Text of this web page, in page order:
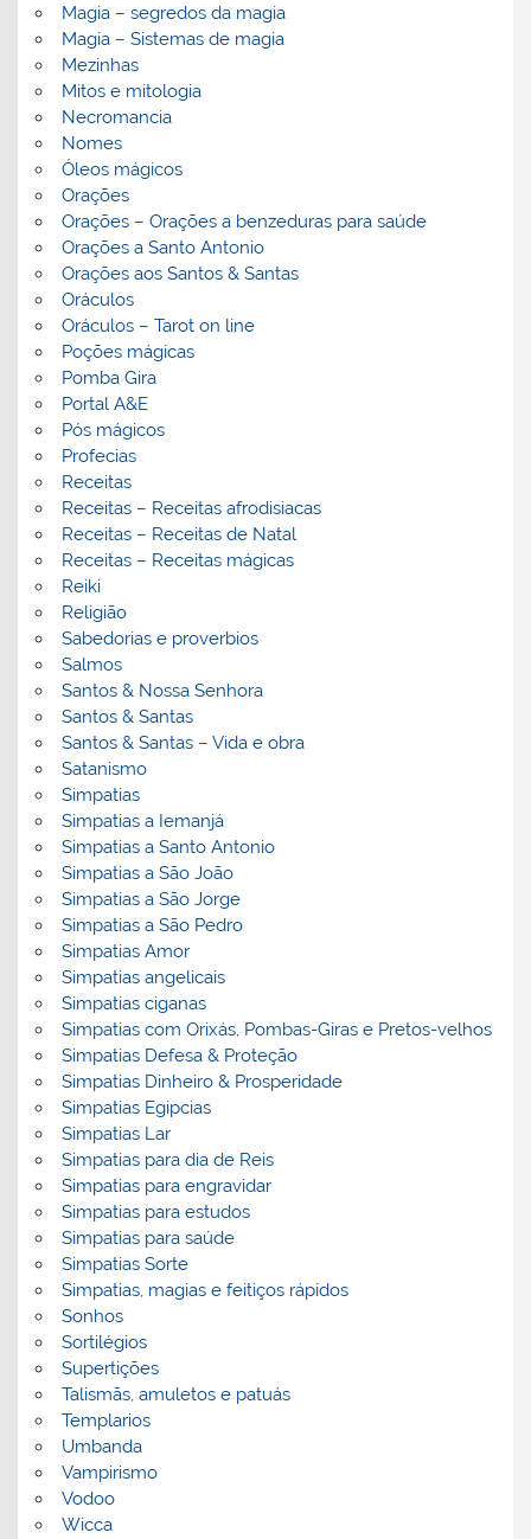
Magia – segredos da magia
Magia – Sistemas de magia
Mezinhas
Mitos e mitologia
Necromancia
Nomes
Óleos mágicos
Orações
Orações – Orações a benzeduras para saúde
Orações a Santo Antonio
Orações aos Santos & Santas
Oráculos
Oráculos – Tarot on line
Poções mágicas
Pomba Gira
Portal A&E
Pós mágicos
Profecias
Receitas
Receitas – Receitas afrodisiacas
Receitas – Receitas de Natal
Receitas – Receitas mágicas
Reiki
Religião
Sabedorias e proverbios
Salmos
Santos & Nossa Senhora
Santos & Santas
Santos & Santas – Vida e obra
Satanismo
Simpatias
Simpatias a Iemanjá
Simpatias a Santo Antonio
Simpatias a São João
Simpatias a São Jorge
Simpatias a São Pedro
Simpatias Amor
Simpatias angelicais
Simpatias ciganas
Simpatias com Orixás, Pombas-Giras e Pretos-velhos
Simpatias Defesa & Proteção
Simpatias Dinheiro & Prosperidade
Simpatias Egipcias
Simpatias Lar
Simpatias para dia de Reis
Simpatias para engravidar
Simpatias para estudos
Simpatias para saúde
Simpatias Sorte
Simpatias, magias e feitiços rápidos
Sonhos
Sortilégios
Supertições
Talismãs, amuletos e patuás
Templarios
Umbanda
Vampirismo
Vodoo
Wicca